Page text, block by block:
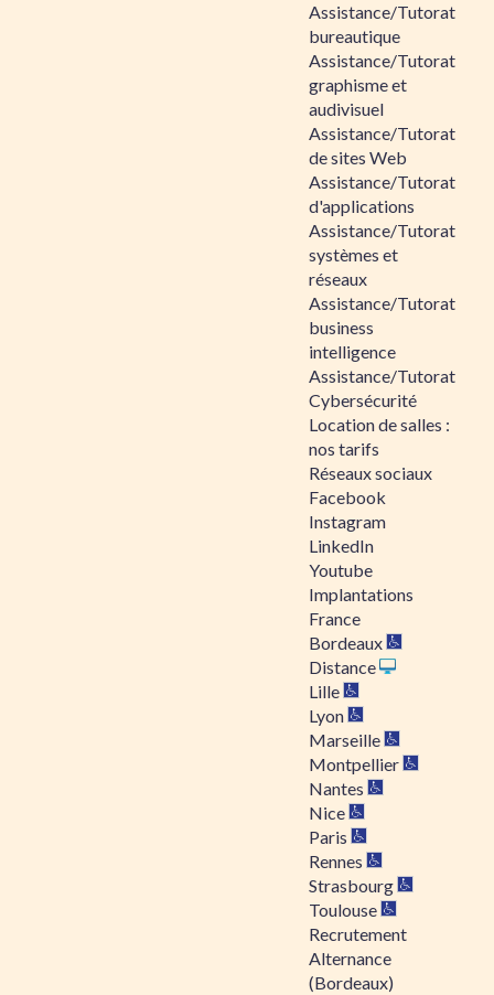
Assistance/Tutorat
bureautique
Assistance/Tutorat
graphisme et
audivisuel
Assistance/Tutorat
de sites Web
Assistance/Tutorat
d'applications
Assistance/Tutorat
systèmes et
réseaux
Assistance/Tutorat
business
intelligence
Assistance/Tutorat
Cybersécurité
Location de salles :
nos tarifs
Réseaux sociaux
Facebook
Instagram
LinkedIn
Youtube
Implantations
France
Bordeaux
Distance
Lille
Lyon
Marseille
Montpellier
Nantes
Nice
Paris
Rennes
Strasbourg
Toulouse
Recrutement
Alternance
(Bordeaux)